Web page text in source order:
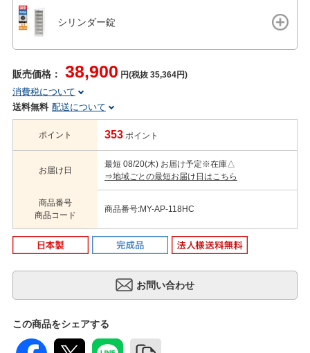
シリンダー錠
販売価格： 38,900 円(税抜 35,364円)
消費税について
送料無料 配送について
ポイント 353 ポイント
お届け日
最短 08/20(木) お届け予定※在庫△
⇒地域ごとの最短お届け日はこちら
商品番号
商品コード
商品番号:MY-AP-118HC
この商品をシェアする